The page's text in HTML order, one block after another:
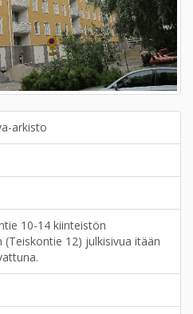
arkisto
10-14 kiinteistön
12) julkisivua itään